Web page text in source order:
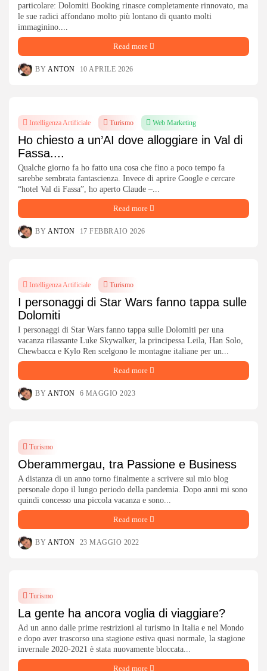
particolare: Dolomiti Booking rinasce completamente rinnovato, ma
le sue radici affondano molto più lontano di quanto molti
immaginino....
Read more
BY ANTON 10 APRILE 2026
Intelligenza Artificiale Turismo Web Marketing
Ho chiesto a un’AI dove alloggiare in Val di
Fassa....
Qualche giorno fa ho fatto una cosa che fino a poco tempo fa
sarebbe sembrata fantascienza. Invece di aprire Google e cercare
“hotel Val di Fassa”, ho aperto Claude –...
Read more
BY ANTON 17 FEBBRAIO 2026
Intelligenza Artificiale Turismo
I personaggi di Star Wars fanno tappa sulle
Dolomiti
I personaggi di Star Wars fanno tappa sulle Dolomiti per una
vacanza rilassante Luke Skywalker, la principessa Leila, Han Solo,
Chewbacca e Kylo Ren scelgono le montagne italiane per un...
Read more
BY ANTON 6 MAGGIO 2023
Turismo
Oberammergau, tra Passione e Business
A distanza di un anno torno finalmente a scrivere sul mio blog
personale dopo il lungo periodo della pandemia. Dopo anni mi sono
quindi concesso una piccola vacanza e sono...
Read more
BY ANTON 23 MAGGIO 2022
Turismo
La gente ha ancora voglia di viaggiare?
Ad un anno dalle prime restrizioni al turismo in Italia e nel Mondo
e dopo aver trascorso una stagione estiva quasi normale, la stagione
invernale 2020-2021 è stata nuovamente bloccata...
Read more